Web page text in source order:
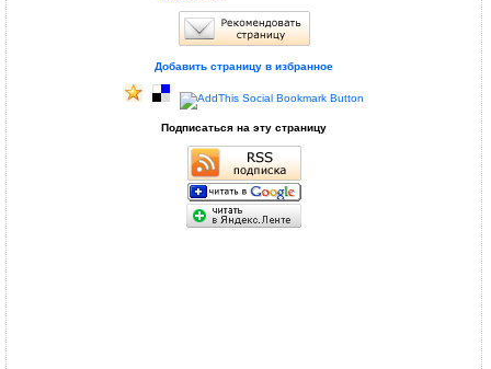
Добавить страницу в избранное
Подписаться на эту страницу